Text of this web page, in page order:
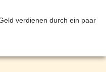
verdienen durch ein paar